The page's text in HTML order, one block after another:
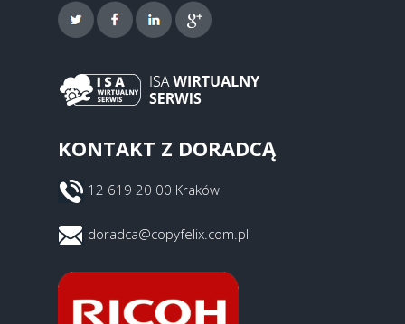
KONTAKT Z DORADCĄ
12 619 20 00 Kraków
doradca@copyfelix.com.pl